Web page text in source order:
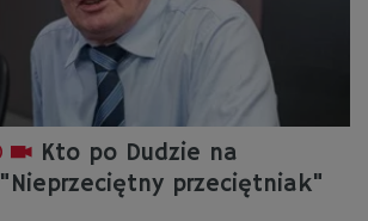
Kto po Dudzie na
przeciętniak"